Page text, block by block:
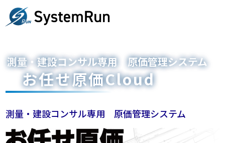
測量・建設コンサル専用 原価管理システム
お任せ原価Cloud
測量・建設コンサル専用 原価管理システム